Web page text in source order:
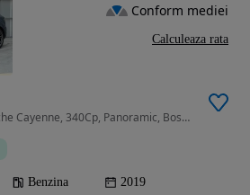
2995 cm3 • 340 CP • Porsche Cayenne, 340Cp, Panoramic, Bose, Matrix,Keyless entry/go
Benzina 2019
Conform mediei
Calculeaza rata